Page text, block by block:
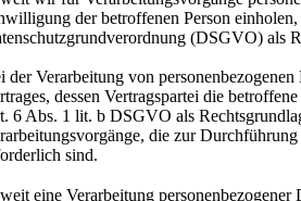
der betroffenen Person
(DSGVO) als
der Verarbeitung von
dessen Vertragspartei die
6 Abs. 1 lit. b DSGVO als
die zur
sind.
eine Verarbeitung